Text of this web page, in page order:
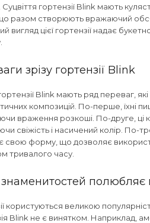
Суцвіття гортензії Blink мають
разом створюють вражаючий
вигляд цієї гортензії надає
зрізу гортензії Blink
Blink мають ряд переваг,
композицій. По-перше, їхні
враження розкоші. По-друге, ці
свіжість і насичений колір. По-
свою форму, що дозволяє
тривалого часу.
знаменитостей полюбляє
користуються великою
Blink не є винятком. Наприклад,